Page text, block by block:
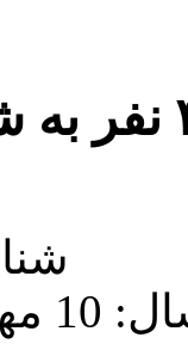
حمله تروریستی
13:18